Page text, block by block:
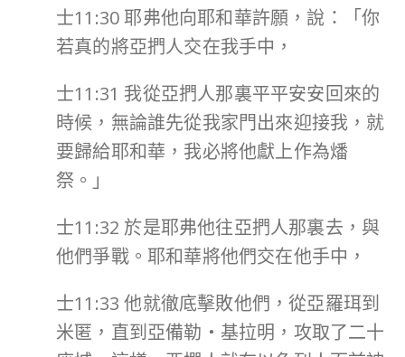
士11:30 耶弗他向耶和華許願，說：「你
若真的將亞捫人交在我手中，
士11:31 我從亞捫人那裏平平安安回來的
時候，無論誰先從我家門出來迎接我，就
要歸給耶和華，我必將他獻上作為燔
祭。」
士11:32 於是耶弗他往亞捫人那裏去，與
他們爭戰。耶和華將他們交在他手中，
士11:33 他就徹底擊敗他們，從亞羅珥到
米匿，直到亞備勒‧基拉明，攻取了二十